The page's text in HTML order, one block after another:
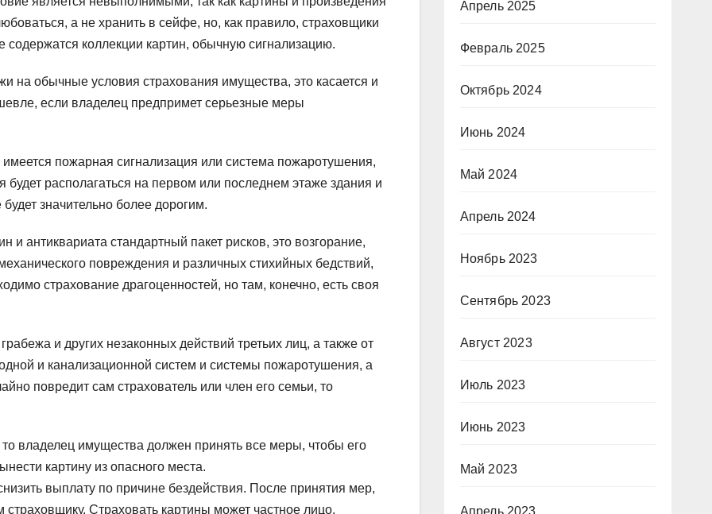
а не хранить в сейфе, но, как правило, страховщики
содержатся коллекции картин, обычную сигнализацию.
на обычные условия страхования имущества, это касается и
если владелец предпримет серьезные меры
пожарная сигнализация или система пожаротушения,
располагаться на первом или последнем этаже здания и
значительно более дорогим.
и антиквариата стандартный пакет рисков, это возгорание,
повреждения и различных стихийных бедствий,
страхование драгоценностей, но там, конечно, есть своя
и других незаконных действий третьих лиц, а также от
и канализационной систем и системы пожаротушения, а
повредит сам страхователь или член его семьи, то
владелец имущества должен принять все меры, чтобы его
картину из опасного места.
выплату по причине бездействия. После принятия мер,
Страховать картины может частное лицо,
Апрель 2025
Февраль 2025
Октябрь 2024
Июнь 2024
Май 2024
Апрель 2024
Ноябрь 2023
Сентябрь 2023
Август 2023
Июль 2023
Июнь 2023
Май 2023
Апрель 2023